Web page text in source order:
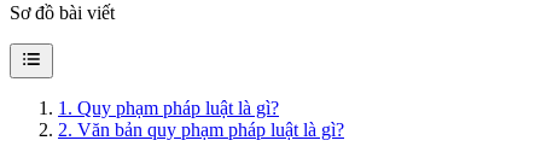
Sơ đồ bài viết
1 . Quy phạm pháp luật là gì?
2. Văn bản quy phạm pháp luật là gì?